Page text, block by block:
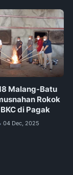
Malang-Batu
Rokok
di Pagak
04 Dec, 2025